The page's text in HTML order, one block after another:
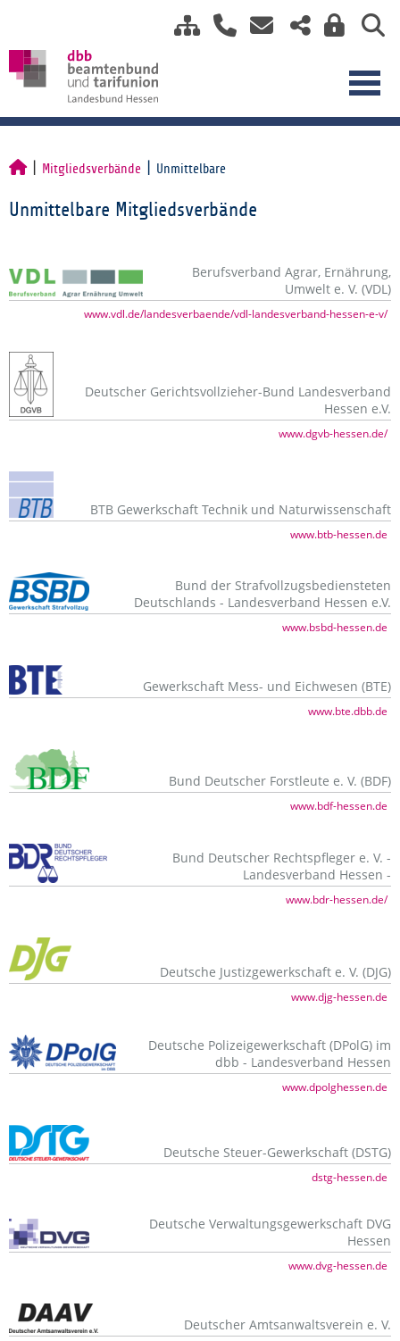
Mitgliedsverbände Unmittelbare
Unmittelbare Mitgliedsverbände
Berufsverband Agrar, Ernährung,
Umwelt e. V. (VDL)
www.vdl.de/landesverbaende/vdl-landesverband-hessen-e-v/
Deutscher Gerichtsvollzieher-Bund Landesverband
Hessen e.V.
www.dgvb-hessen.de/
BTB Gewerkschaft Technik und Naturwissenschaft
www.btb-hessen.de
Bund der Strafvollzugsbediensteten
Deutschlands - Landesverband Hessen e.V.
www.bsbd-hessen.de
Gewerkschaft Mess- und Eichwesen (BTE)
www.bte.dbb.de
Bund Deutscher Forstleute e. V. (BDF)
www.bdf-hessen.de
Bund Deutscher Rechtspfleger e. V. -
Landesverband Hessen -
www.bdr-hessen.de/
Deutsche Justizgewerkschaft e. V. (DJG)
www.djg-hessen.de
Deutsche Polizeigewerkschaft (DPolG) im
dbb - Landesverband Hessen
www.dpolghessen.de
Deutsche Steuer-Gewerkschaft (DSTG)
dstg-hessen.de
Deutsche Verwaltungsgewerkschaft DVG
Hessen
www.dvg-hessen.de
Deutscher Amtsanwaltsverein e. V.